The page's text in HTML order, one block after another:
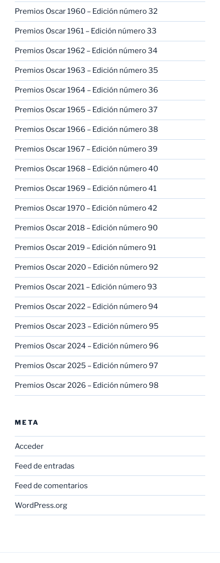
Premios Oscar 1960 – Edición número 32
Premios Oscar 1961 – Edición número 33
Premios Oscar 1962 – Edición número 34
Premios Oscar 1963 – Edición número 35
Premios Oscar 1964 – Edición número 36
Premios Oscar 1965 – Edición número 37
Premios Oscar 1966 – Edición número 38
Premios Oscar 1967 – Edición número 39
Premios Oscar 1968 – Edición número 40
Premios Oscar 1969 – Edición número 41
Premios Oscar 1970 – Edición número 42
Premios Oscar 2018 – Edición número 90
Premios Oscar 2019 – Edición número 91
Premios Oscar 2020 – Edición número 92
Premios Oscar 2021 – Edición número 93
Premios Oscar 2022 – Edición número 94
Premios Oscar 2023 – Edición número 95
Premios Oscar 2024 – Edición número 96
Premios Oscar 2025 – Edición número 97
Premios Oscar 2026 – Edición número 98
META
Acceder
Feed de entradas
Feed de comentarios
WordPress.org